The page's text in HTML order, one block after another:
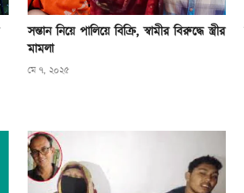
সন্তান নিয়ে পালিয়ে বিক্রি, স্বামীর বিরুদ্ধে স্ত্রীর
মামলা
মে ৭, ২০২৫